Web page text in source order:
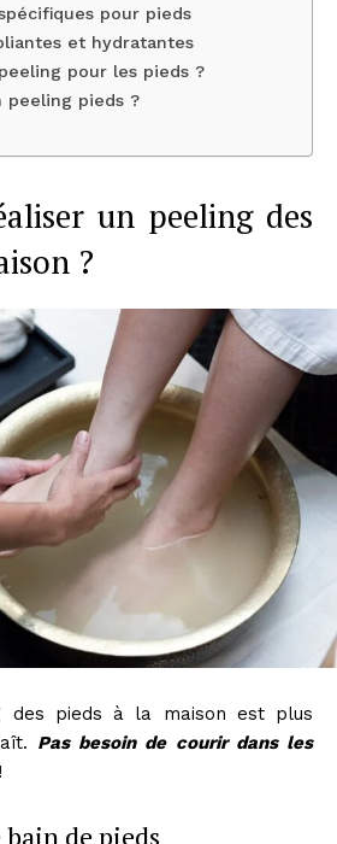
pour pieds
et hydratantes
pour les pieds ?
peeling pieds ?
un peeling des
?
des pieds à la maison est plus
Pas besoin de courir dans les
de pieds